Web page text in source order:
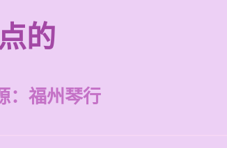
的
福州琴行